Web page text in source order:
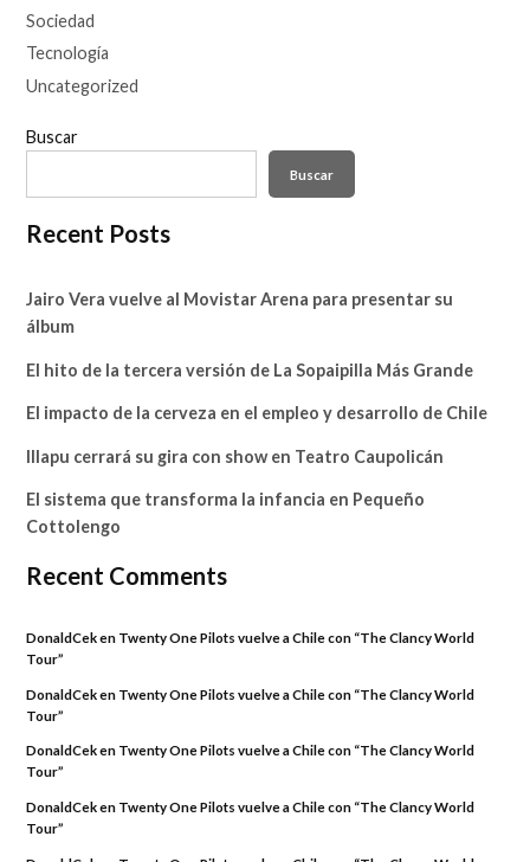
Sociedad
Tecnología
Uncategorized
Buscar
Buscar
Recent Posts
Jairo Vera vuelve al Movistar Arena para presentar su
álbum
El hito de la tercera versión de La Sopaipilla Más Grande
El impacto de la cerveza en el empleo y desarrollo de Chile
Illapu cerrará su gira con show en Teatro Caupolicán
El sistema que transforma la infancia en Pequeño
Cottolengo
Recent Comments
DonaldCeken Twenty One Pilots vuelve a Chile con “The Clancy World
Tour”
DonaldCeken Twenty One Pilots vuelve a Chile con “The Clancy World
Tour”
DonaldCeken Twenty One Pilots vuelve a Chile con “The Clancy World
Tour”
DonaldCeken Twenty One Pilots vuelve a Chile con “The Clancy World
Tour”